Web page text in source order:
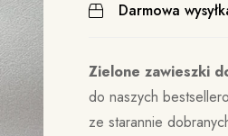
Darmowa
Zielone zawieszki
do naszych
ze starannie